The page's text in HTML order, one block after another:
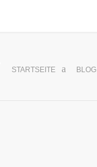
STARTSEITE BLOG